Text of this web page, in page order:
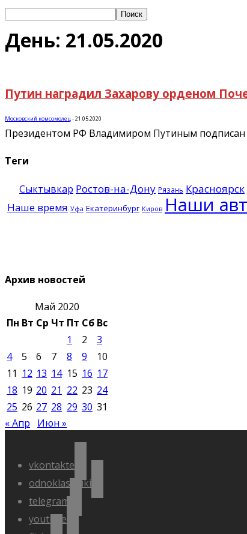
День: 21.05.2020
Путин наградил Захарову орденом
Московский комсомолец-21.05.2020
Президентом РФ Владимиром Путиным подписан
Теги
Сыктывкар Ростов-на-Дону Рязань Красноярск
Наше время Уфа Екатеринбург Киров Наши
Архив новостей
Май 2020
Пн Вт Ср Чт Пт Сб Вс
1
2
3
4
5 6 7 8 9
10
11 12 13 14 15 16 17
18 19 20 21 22 23 24
25 26 27 28 29 30 31
« Апр
Июн »
vkontakte
odnoklassniki
telegram
youtube